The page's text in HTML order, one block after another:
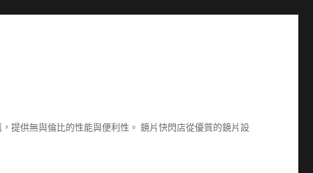
提供無與倫比的性能與便利性。 鏡片快閃店從優質的鏡片設